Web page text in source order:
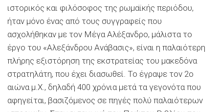
ιστορικός και φιλόσοφος της ρωμαϊκής περιόδου,
ήταν μόνο ένας από τους συγγραφείς που
ασχολήθηκαν με τον Μέγα Αλέξανδρο, μάλιστα το
έργο του «Αλεξάνδρου Ανάβασις», είναι η παλαιότερη
πλήρης εξιστόρηση της εκστρατείας του μακεδόνα
στρατηλάτη, που έχει διασωθεί. Το έγραψε τον 2ο
αιώνα μ.Χ., δηλαδή 400 χρόνια μετά τα γεγονότα που
αφηγείται, βασιζόμενος σε πηγές πολύ παλαιότερων